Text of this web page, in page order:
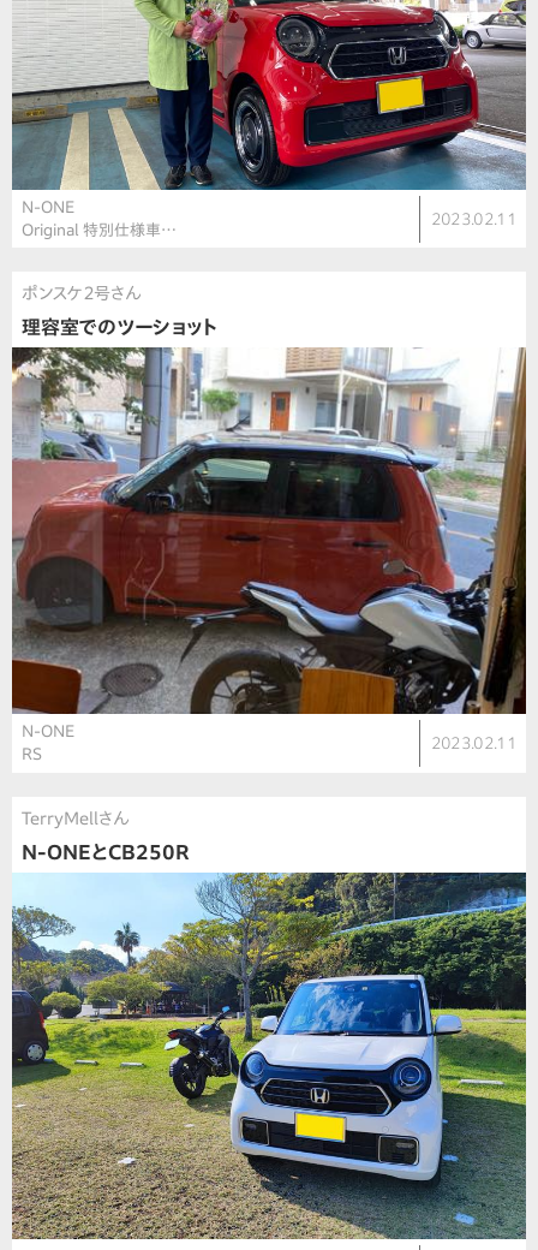
N-ONE
Original 特別仕様車…
2023.02.11
ポンスケ２号さん
理容室でのツーショット
N-ONE
RS
2023.02.11
TerryMellさん
N-ONEとCB250R